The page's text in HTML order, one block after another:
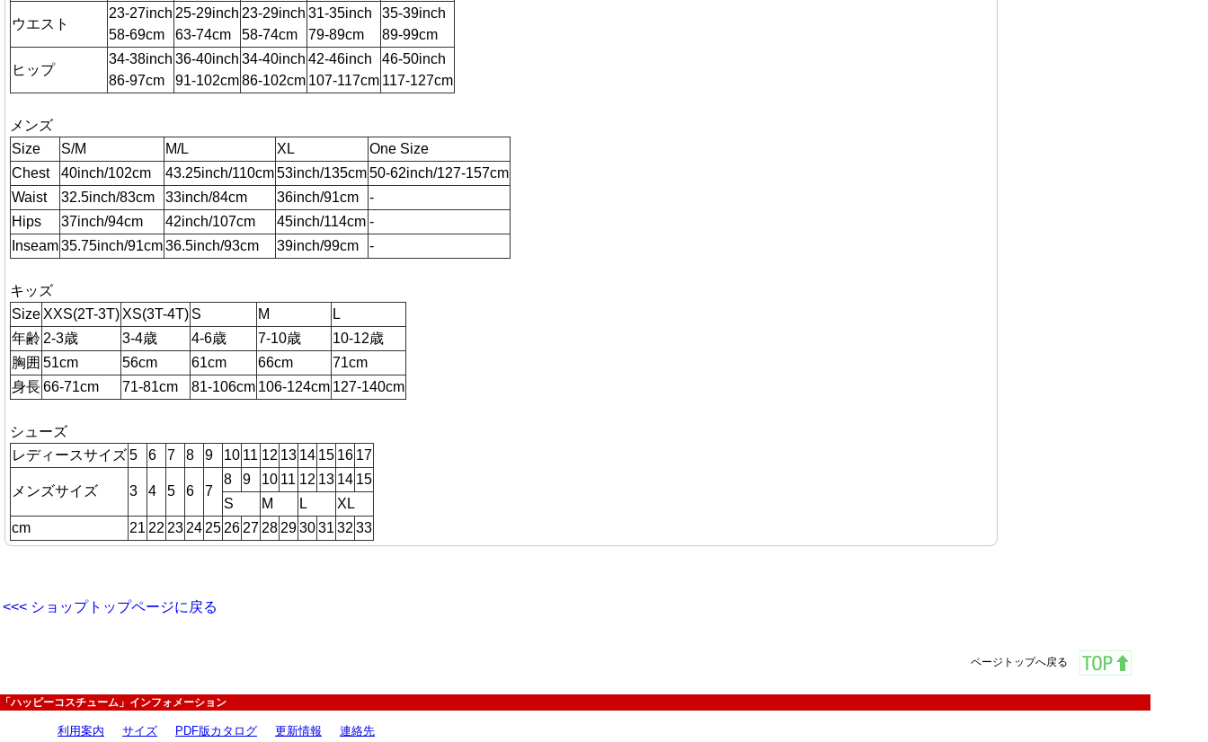
ウエスト
23-27inch
58-69cm
25-29inch
63-74cm
23-29inch
58-74cm
31-35inch
79-89cm
35-39inch
89-99cm
ヒップ
34-38inch
86-97cm
36-40inch
91-102cm
34-40inch
86-102cm
42-46inch
107-117cm
46-50inch
117-127cm
メンズ
Size
S/M M/L XL
One Size
Chest
40inch/102cm 43.25inch/110cm53inch/135cm50-62inch/127-157cm
Waist
32.5inch/83cm 33inch/84cm 36inch/91cm
-
Hips
37inch/94cm 42inch/107cm 45inch/114cm -
Inseam35.75inch/91cm36.5inch/93cm 39inch/99cm -
キッズ
Size XXS(2T-3T) XS(3T-4T) S M
L
年齢 2-3歳 3-4歳 4-6歳 7-10歳
10-12歳
胸囲 51cm 56cm 61cm 66cm
71cm
身長66-71cm 71-81cm 81-106cm 106-124cm 127-140cm
シューズ
レディースサイズ5 6 7 8 9 10 11 12 13 14 15 16 17
メンズサイズ 3 4 5 6 7
8 9 10 11 12 13 14 15
S
M L
XL
cm
21 22 23 24 25 26 27 28 293031 32 33
<<< ショップトップページに戻る
ページトップへ戻る
「ハッピーコスチューム」インフォメーション
利用案内 サイズ PDF版カタログ 更新情報 連絡先